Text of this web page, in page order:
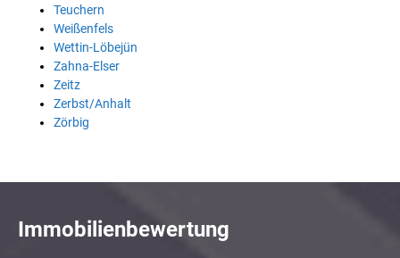
Teuchern
Weißenfels
Wettin-Löbejün
Zahna-Elser
Zeitz
Zerbst/Anhalt
Zörbig
Immobilienbewertung